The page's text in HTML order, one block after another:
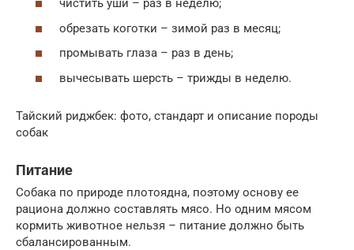
чистить уши – раз в неделю;
обрезать коготки – зимой раз в месяц;
промывать глаза – раз в день;
вычесывать шерсть – трижды в неделю.
Тайский риджбек: фото, стандарт и описание породы
собак
Питание
Собака по природе плотоядна, поэтому основу ее
рациона должно составлять мясо. Но одним мясом
кормить животное нельзя – питание должно быть
сбалансированным.